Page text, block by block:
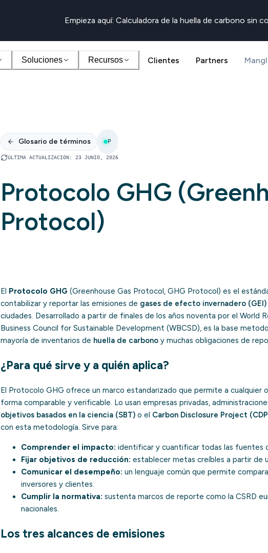
Empieza aquí: Calculadora de la huella de carbono sin
Soluciones Recursos Clientes Partners
Glosario de términos P
ÚLTIMA ACTUALIZACIÓN: 23 JUNIO, 2026
Protocolo GHG
Protocol)
El Protocolo GHG (Greenhouse Gas Protocol, GHG Protocol) es el
contabilizar y reportar las emisiones de gases de efecto invernadero (GEI)
ciudades. Desarrollado a partir de finales de los años noventa por el World
Business Council for Sustainable Development (WBCSD), es la base
mayoría de inventarios de huella de carbono y muchas obligaciones de
¿Para qué sirve y a quién aplica?
El Protocolo GHG ofrece un marco estandarizado que permite a cualquier
forma comparable y verificable. Lo usan empresas privadas,
objetivos basados en la ciencia (SBT) o el Carbon Disclosure Project
con esta metodología. Sirve para:
Comprender el impacto: identificar y cuantificar todas las fuentes
Fijar objetivos de reducción: establecer metas creíbles a partir de
Comunicar el desempeño: un lenguaje común que permite
inversores y clientes.
Cumplir la normativa: sustenta marcos de reporte como la CSRD
nacionales.
Los tres alcances de emisiones